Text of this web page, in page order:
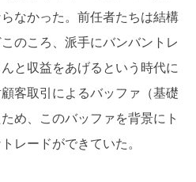
なかった。前任者たちは結構
のころ、派手にバンバントレ
と収益をあげるという時代に
客取引によるバッファ（基礎
め、このバッファを背景にト
レードができていた。